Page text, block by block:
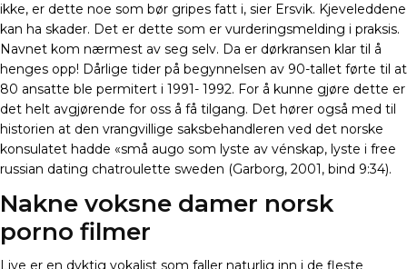
ikke, er dette noe som bør gripes fatt i, sier Ersvik. Kjeveleddene
kan ha skader. Det er dette som er vurderingsmelding i praksis.
Navnet kom nærmest av seg selv. Da er dørkransen klar til å
henges opp! Dårlige tider på begynnelsen av 90-tallet førte til at
80 ansatte ble permitert i 1991- 1992. For å kunne gjøre dette er
det helt avgjørende for oss å få tilgang. Det hører også med til
historien at den vrangvillige saksbehandleren ved det norske
konsulatet hadde «små augo som lyste av vénskap, lyste i free
russian dating chatroulette sweden (Garborg, 2001, bind 9:34).
Nakne voksne damer norsk
porno filmer
Live er en dyktig vokalist som faller naturlig inn i de fleste